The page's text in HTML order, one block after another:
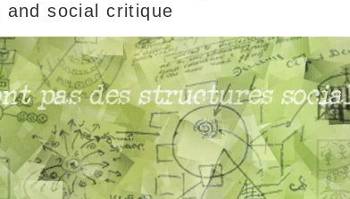
and social critique